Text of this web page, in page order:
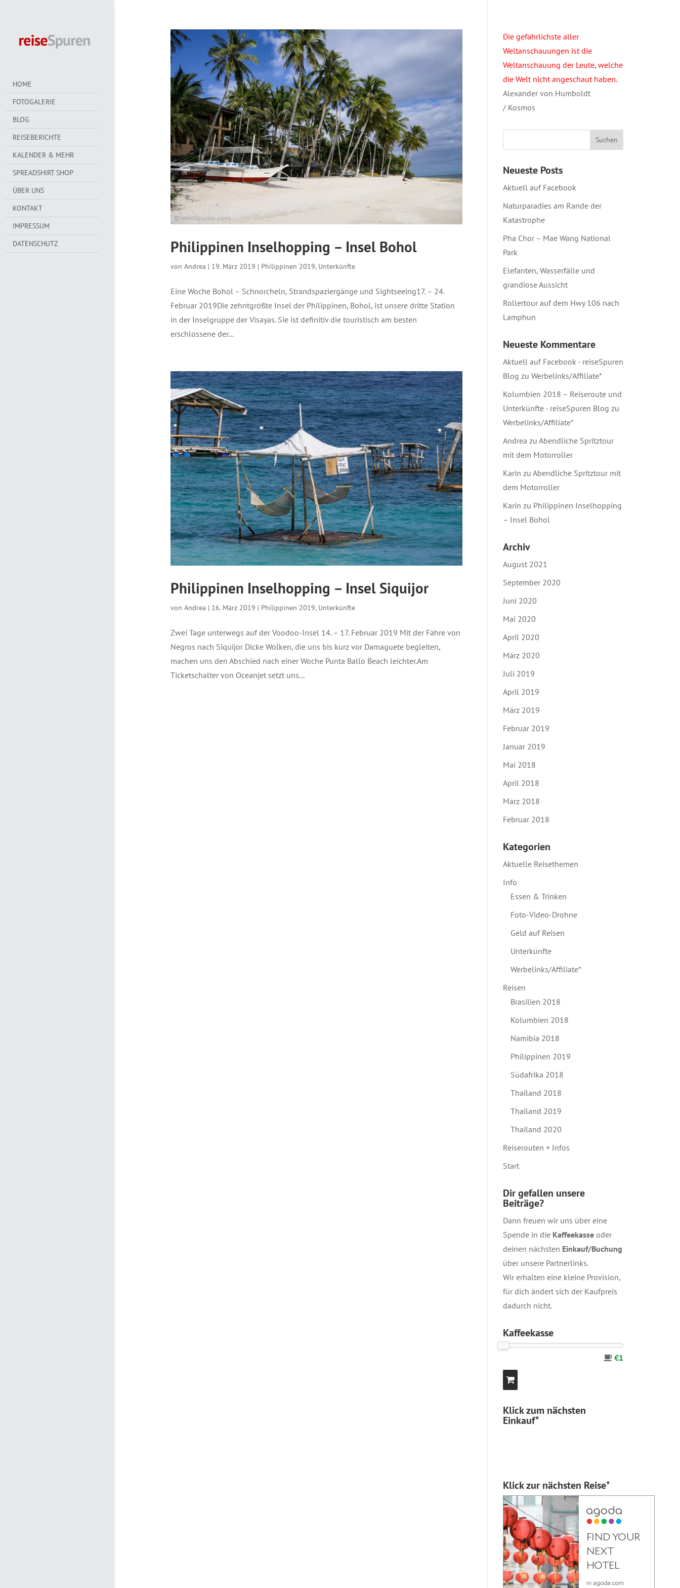
HOME
FOTOGALERIE
BLOG
REISEBERICHTE
KALENDER & MEHR
SPREADSHIRT SHOP
ÜBER UNS
KONTAKT
IMPRESSUM
DATENSCHUTZ
Philippinen Inselhopping – Insel Bohol
von Andrea | 19. März 2019 | Philippinen 2019, Unterkünfte
Eine Woche Bohol – Schnorcheln, Strandspaziergänge und Sightseeing17. – 24.
Februar 2019Die zehntgrößte Insel der Philippinen, Bohol, ist unsere dritte Station
in der Inselgruppe der Visayas. Sie ist definitiv die touristisch am besten
erschlossene der...
Philippinen Inselhopping – Insel Siquijor
von Andrea | 16. März 2019 | Philippinen 2019, Unterkünfte
Zwei Tage unterwegs auf der Voodoo-Insel 14. – 17. Februar 2019 Mit der Fähre von
Negros nach Siquijor Dicke Wolken, die uns bis kurz vor Damaguete begleiten,
machen uns den Abschied nach einer Woche Punta Ballo Beach leichter.Am
Ticketschalter von Oceanjet setzt uns...
Die gefährlichste aller
Weltanschauungen ist die
Weltanschauung der Leute, welche
die Welt nicht angeschaut haben.
Alexander von Humboldt
/ Kosmos
Neueste Posts
Aktuell auf Facebook
Naturparadies am Rande der
Katastrophe
Pha Chor – Mae Wang National
Park
Elefanten, Wasserfälle und
grandiose Aussicht
Rollertour auf dem Hwy 106 nach
Lamphun
Neueste Kommentare
Aktuell auf Facebook - reiseSpuren
Blog zu Werbelinks/Affiliate*
Kolumbien 2018 – Reiseroute und
Unterkünfte - reiseSpuren Blog zu
Werbelinks/Affiliate*
Andrea zu Abendliche Spritztour
mit dem Motorroller
Karin zu Abendliche Spritztour mit
dem Motorroller
Karin zu Philippinen Inselhopping
– Insel Bohol
Archiv
August 2021
September 2020
Juni 2020
Mai 2020
April 2020
März 2020
Juli 2019
April 2019
März 2019
Februar 2019
Januar 2019
Mai 2018
April 2018
März 2018
Februar 2018
Kategorien
Aktuelle Reisethemen
Info
Essen & Trinken
Foto-Video-Drohne
Geld auf Reisen
Unterkünfte
Werbelinks/Affiliate*
Reisen
Brasilien 2018
Kolumbien 2018
Namibia 2018
Philippinen 2019
Südafrika 2018
Thailand 2018
Thailand 2019
Thailand 2020
Reiserouten + Infos
Start
Dir gefallen unsere
Beiträge?
Dann freuen wir uns über eine
Spende in die Kaffeekasseoder
deinen nächsten Einkauf/Buchung
über unsere Partnerlinks.
Wir erhalten eine kleine Provision,
für dich ändert sich der Kaufpreis
dadurch nicht.
Kaffeekasse
€1
Klick zum nächsten
Einkauf*
Klick zur nächsten Reise*